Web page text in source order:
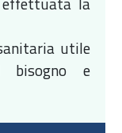
utile
bisogno e